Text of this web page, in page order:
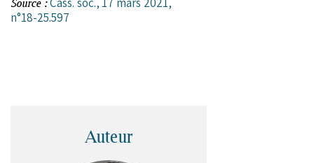
n°18-25.597
Auteur